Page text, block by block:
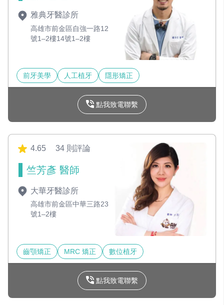
雅典牙醫診所
高雄市前金區自強一路12
號1–2樓14號1–2樓
前牙美學 人工植牙 隱形矯正
點我致電聯繫
4.65 34 則評論
竺芳彥 醫師
大華牙醫診所
高雄市前金區中華三路23
號1–2樓
齒顎矯正 MRC 矯正 數位植牙
點我致電聯繫